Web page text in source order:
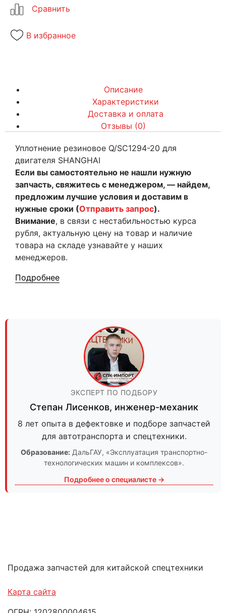
В избранное
Описание
Характеристики
Доставка и оплата
Отзывы (0)
Уплотнение резиновое Q/SC1294-20 для
двигателя SHANGHAI
Если вы самостоятельно не нашли нужную
запчасть, свяжитесь с менеджером, — найдем,
предложим лучшие условия и доставим в
нужные сроки (Отправить запрос).
Внимание, в связи с нестабильностью курса
рубля, актуальную цену на товар и наличие
товара на складе узнавайте у наших
менеджеров.
Подробнее
ЭКСПЕРТ ПО ПОДБОРУ
Степан Лисенков, инженер-механик
8 лет опыта в дефектовке и подборе запчастей
для автотранспорта и спецтехники.
Образование: ДальГАУ, «Эксплуатация транспортно-
технологических машин и комплексов».
Подробнее о специалисте →
Продажа запчастей для китайской спецтехники
Карта сайта